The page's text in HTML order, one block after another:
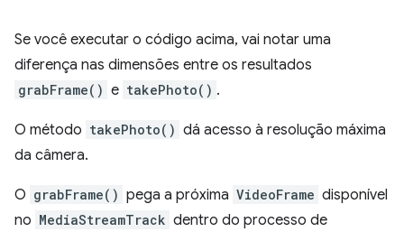
Se você executar o código acima, vai notar uma
diferença nas dimensões entre os resultados
grabFrame() e takePhoto() .
O método takePhoto() dá acesso à resolução máxima
da câmera.
O grabFrame() pega a próxima VideoFrame disponível
no MediaStreamTrack dentro do processo de